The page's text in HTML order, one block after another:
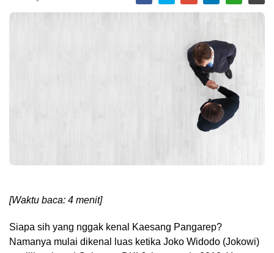
[Waktu baca: 4 menit]
Siapa sih yang nggak kenal Kaesang Pangarep?
Namanya mulai dikenal luas ketika Joko Widodo (Jokowi)